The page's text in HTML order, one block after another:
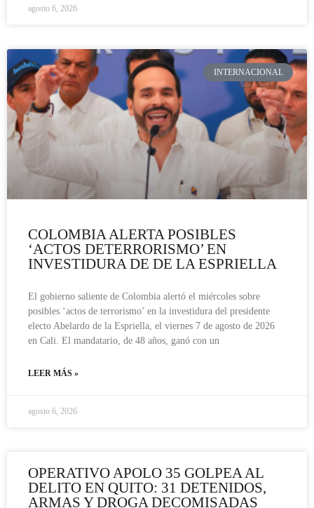
agosto 6, 2026
INTERNACIONAL
COLOMBIA ALERTA POSIBLES
‘ACTOS DETERRORISMO’ EN
INVESTIDURA DE DE LA ESPRIELLA
El gobierno saliente de Colombia alertó el miércoles sobre
posibles ‘actos de terrorismo’ en la investidura del presidente
electo Abelardo de la Espriella, el viernes 7 de agosto de 2026
en Cali. El mandatario, de 48 años, ganó con un
LEER MÁS »
agosto 6, 2026
OPERATIVO APOLO 35 GOLPEA AL
DELITO EN QUITO: 31 DETENIDOS,
ARMAS Y DROGA DECOMISADAS